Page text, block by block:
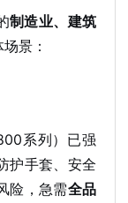
制造业、建筑
景：
系列）已强
护手套、安全
险，急需全品